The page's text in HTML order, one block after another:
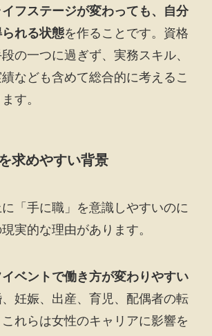
フステージが変わっても、自分
れる状態を作ることです。資格
の一つに過ぎず、実務スキル、
なども含めて総合的に考えるこ
す。
求めやすい背景
「手に職」を意識しやすいのに
実的な理由があります。
イベントで働き方が変わりやすい
妊娠、出産、育児、配偶者の転
れらは女性のキャリアに影響を